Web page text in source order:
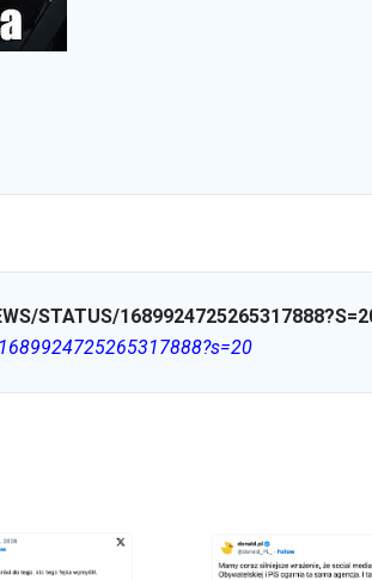
STATUS/